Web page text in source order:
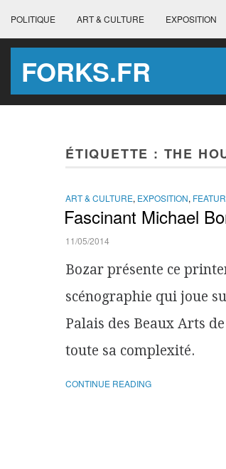
POLITIQUE ART & CULTURE EXPOSITION
FORKS.FR
ÉTIQUETTE : THE
ART & CULTURE, EXPOSITION,
Fascinant Michael
11/05/2014
Bozar présente ce
scénographie qui joue
Palais des Beaux Arts
toute sa complexité.
CONTINUE READING